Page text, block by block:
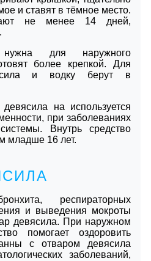
и ставят в тёмное место.
не менее 14 дней,
для наружного
более крепкой. Для
и водку берут в
на используется
при заболеваниях
системы. Внутрь средство
младше 16 лет.
респираторных
и выведения мокроты
девясила. При наружном
помогает оздоровить
с отваром девясила
заболеваний,